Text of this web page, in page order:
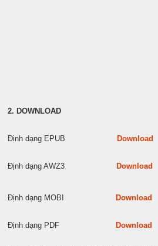
2. DOWNLOAD
Định dạng EPUBDownload
Định dạng AWZ3Download
Định dạng MOBIDownload
Định dạng PDFDownload